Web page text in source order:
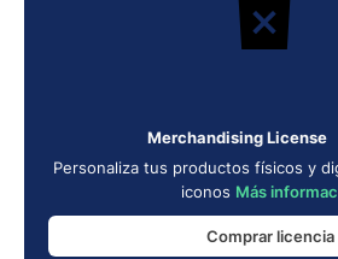
Merchandising License
Personaliza tus productos físicos y
iconos Más
Comprar licencia